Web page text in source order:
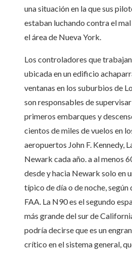
una situación en la que sus
estaban luchando contra el
el área de Nueva York.
Los controladores que
ubicada en un edificio
ventanas en los suburbios de
son responsables de
primeros embarques y
cientos de miles de vuelos en
aeropuertos John F. Kennedy,
Newark cada año. a al menos
desde y hacia Newark solo en
típico de día o de noche, según
FAA. La N90 es el segundo
más grande del sur de
podría decirse que es un
crítico en el sistema general,